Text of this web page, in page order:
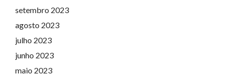
setembro 2023
agosto 2023
julho 2023
junho 2023
maio 2023